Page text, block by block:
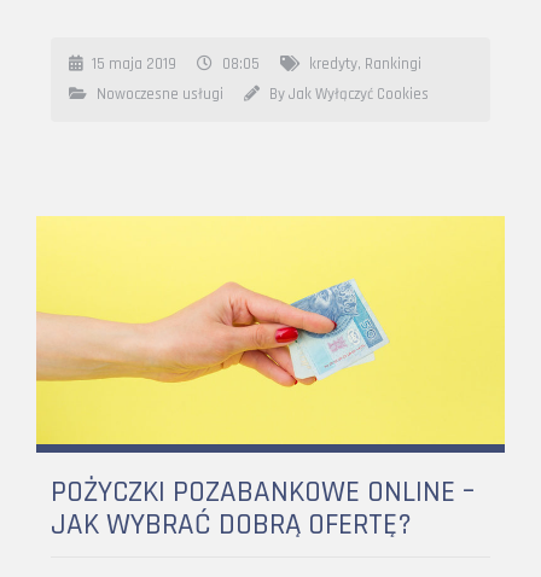
15 maja 2019 08:05 kredyty, Rankingi
Nowoczesne usługi
By Jak Wyłączyć Cookies
POŻYCZKI POZABANKOWE ONLINE –
JAK WYBRAĆ DOBRĄ OFERTĘ?